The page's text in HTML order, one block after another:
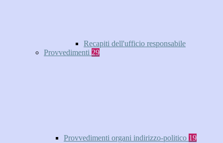
Recapiti dell'ufficio responsabile
Provvedimenti 29
Provvedimenti organi indirizzo-politico 19